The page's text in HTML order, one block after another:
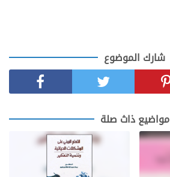
شارك الموضوع
مواضيع ذاث صلة